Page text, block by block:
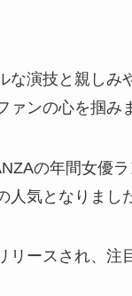
な演技と親しみ
ァンの心を掴み
の年間女優
人気となりまし
リースされ、注